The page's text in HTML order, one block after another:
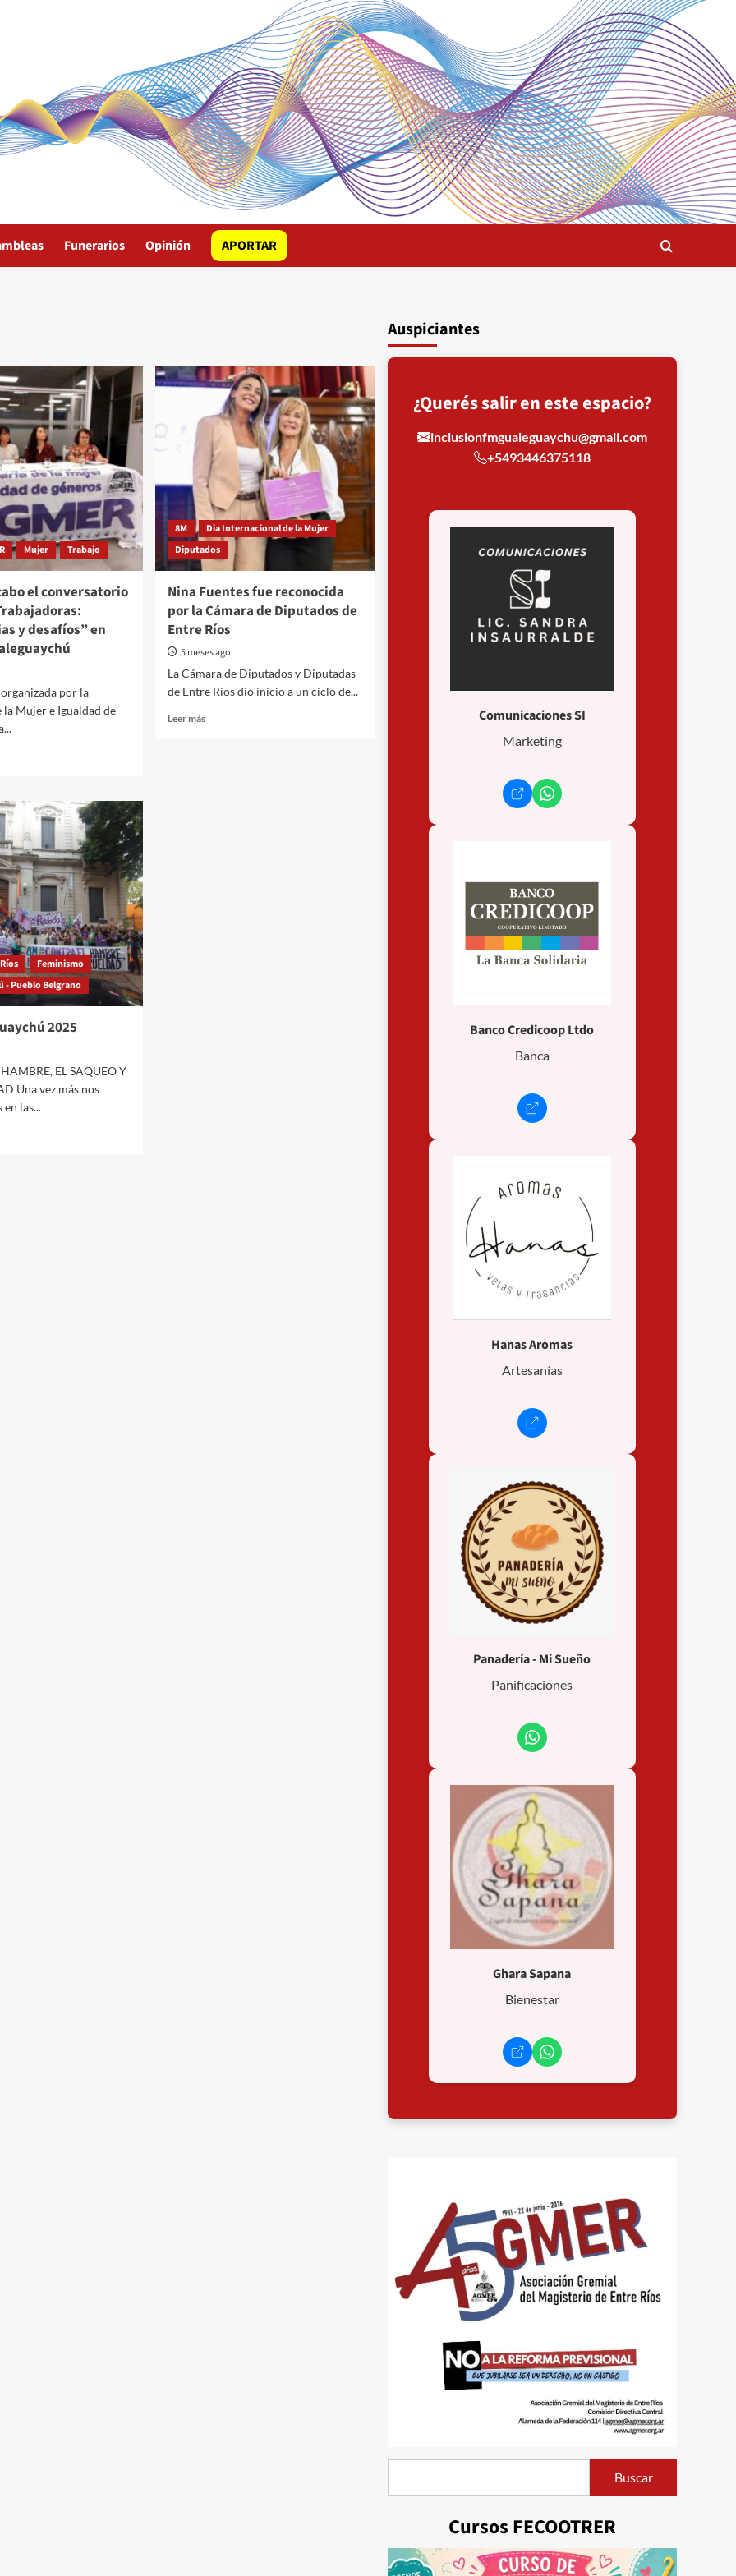
Funerarios Opinión APORTAR
Mujer Trabajo
el conversatorio
y desafíos” en
por la
la Mujer e Igualdad de
8M
Dia Internacional de la Mujer
Diputados
Nina Fuentes fue reconocida
por la Cámara de Diputados de
Entre Ríos
5 meses ago
La Cámara de Diputados y Diputadas
de Entre Ríos dio inicio a un ciclo de...
Leer másRead
Feminismo
- Pueblo Belgrano
2025
EL SAQUEO Y
Una vez más nos
las...
Auspiciantes
¿Querés salir en este espacio?
inclusionfmgualeguaychu@gmail.com
+5493446375118
Comunicaciones SI
Marketing
Banco Credicoop Ltdo
Banca
Hanas Aromas
Artesanías
Panadería - Mi Sueño
Panificaciones
Ghara Sapana
Bienestar
Buscar
Cursos FECOOTRER